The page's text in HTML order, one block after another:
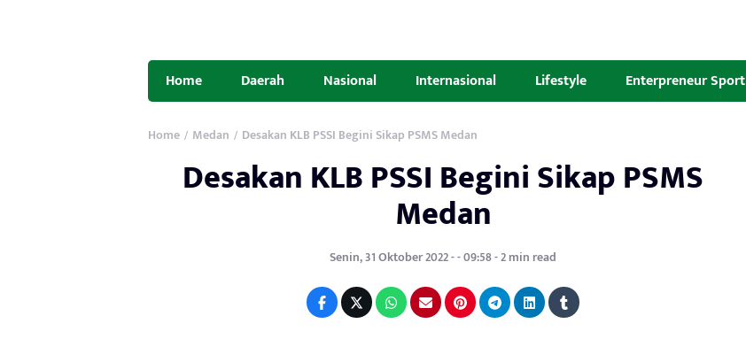
Home Daerah Nasional Internasional Lifestyle Enterpreneur Sport
Home / Medan / Desakan KLB PSSI Begini Sikap PSMS Medan
Desakan KLB PSSI Begini Sikap PSMS
Medan
Senin, 31 Oktober 2022 - - 09:58 - 2 min read